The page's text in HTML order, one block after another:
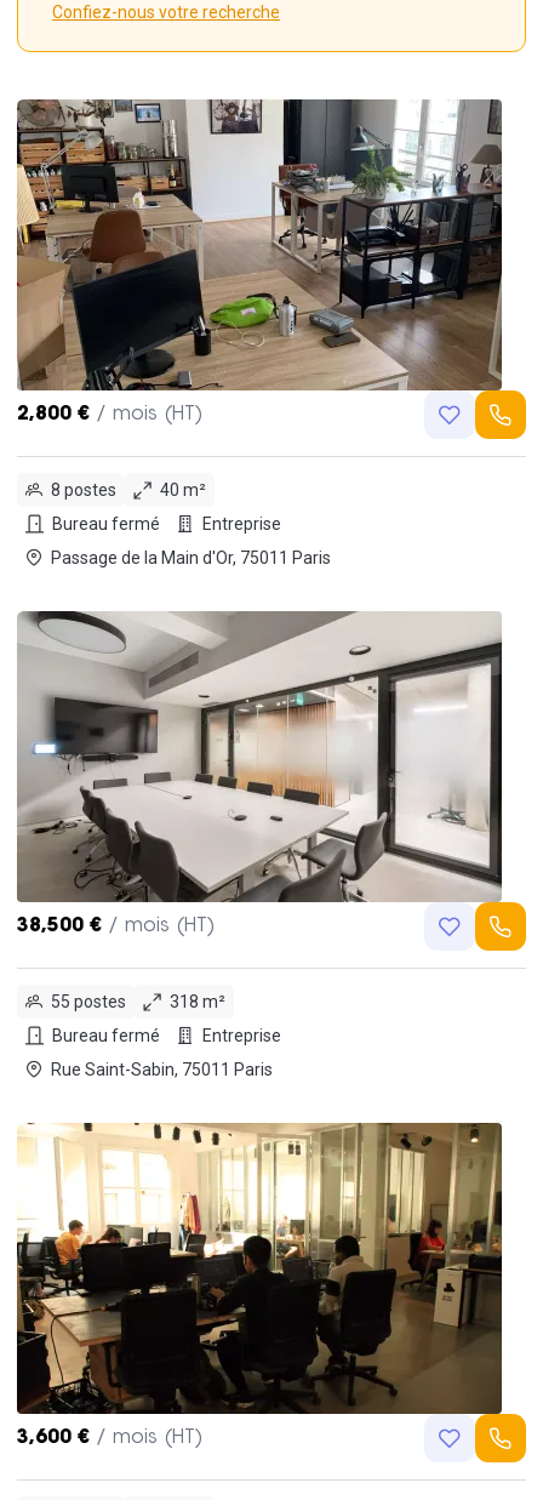
Confiez-nous votre recherche
2,800 € / mois (HT)
8 postes
40 m²
Bureau fermé
Entreprise
Passage de la Main d'Or, 75011 Paris
38,500 € / mois (HT)
55 postes
318 m²
Bureau fermé
Entreprise
Rue Saint-Sabin, 75011 Paris
3,600 € / mois (HT)